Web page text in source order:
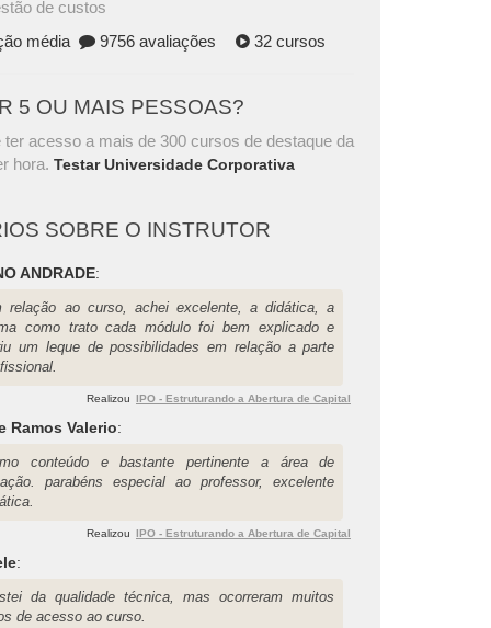
de custos
média
9756 avaliações 32 cursos
5 OU MAIS PESSOAS?
ter acesso a mais de 300 cursos de destaque da
hora.Testar Universidade Corporativa
SOBRE O INSTRUTOR
ANDRADE:
relação ao curso, achei excelente, a didática, a
como trato cada módulo foi bem explicado e
um leque de possibilidades em relação a parte
Realizou IPO - Estruturando a Abertura de Capital
Ramos Valerio:
conteúdo e bastante pertinente a área de
parabéns especial ao professor, excelente
Realizou IPO - Estruturando a Abertura de Capital
:
da qualidade técnica, mas ocorreram muitos
de acesso ao curso.